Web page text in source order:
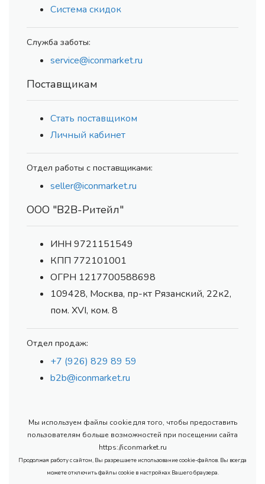
Система скидок
Служба заботы:
service@iconmarket.ru
Поставщикам
Стать поставщиком
Личный кабинет
Отдел работы с поставщиками:
seller@iconmarket.ru
ООО "В2В-Ритейл"
ИНН 9721151549
КПП 772101001
ОГРН 1217700588698
109428, Москва, пр-кт Рязанский, 22к2,
пом. XVI, ком. 8
Отдел продаж:
+7 (926) 829 89 59
b2b@iconmarket.ru
Мы используем файлы cookie для того, чтобы предоставить
пользователям больше возможностей при посещении сайта
https://iconmarket.ru
Продолжая работу с сайтом, Вы разрешаете использование cookie-файлов. Вы всегда
можете отключить файлы cookie в настройках Вашего браузера.